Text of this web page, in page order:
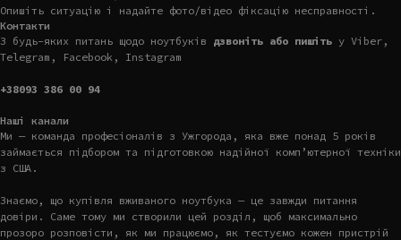
Опишіть ситуацію і надайте фото/відео фіксацію несправності.
Контакти
З будь-яких питань щодо ноутбуків дзвоніть або пишіть у Viber,
Telegram, Facebook, Instagram
+38093 386 00 94
Наші канали
Ми — команда професіоналів з Ужгорода, яка вже понад 5 років
займається підбором та підготовкою надійної комп’ютерної техніки
з США.
Знаємо, що купівля вживаного ноутбука — це завжди питання
довіри. Саме тому ми створили цей розділ, щоб максимально
прозоро розповісти, як ми працюємо, як тестуємо кожен пристрій